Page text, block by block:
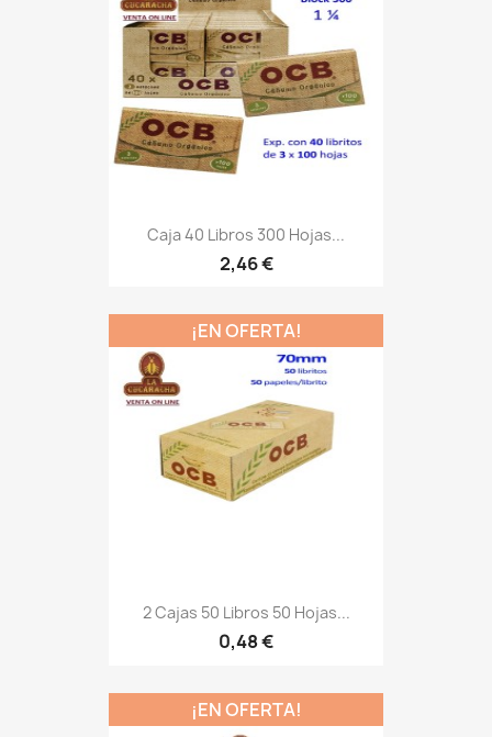
Caja 40 Libros 300 Hojas...
2,46 €
2 Cajas 50 Libros 50 Hojas...
0,48 €
¡EN OFERTA!
¡EN OFERTA!